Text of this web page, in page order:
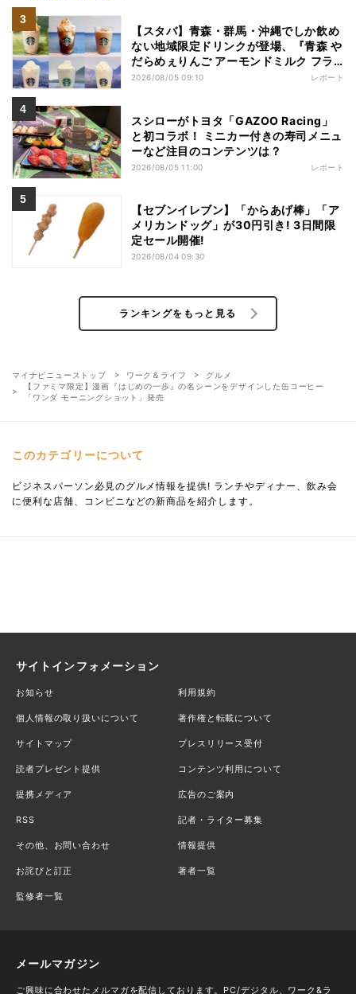
【スタバ】青森・群馬・沖縄でしか飲め
ない地域限定ドリンクが登場、『青森 や
だらめぇりんご アーモンドミルク フラ
ペチーノ』など6種を本気レビュー
2026/08/05 09:10 レポート
スシローがトヨタ「GAZOO Racing」
と初コラボ！ ミニカー付きの寿司メニュ
ーなど注目のコンテンツは？
2026/08/05 11:00 レポート
【セブンイレブン】「からあげ棒」「ア
メリカンドッグ」が30円引き! 3日間限
定セール開催!
2026/08/04 09:30
ランキングをもっと見る
マイナビニューストップ ワーク＆ライフ
グルメ
【ファミマ限定】漫画『はじめの一歩』の名シーンをデザインした缶コーヒー
「ワンダ モーニングショット」発売
このカテゴリーについて
ビジネスパーソン必見のグルメ情報を提供! ランチやディナー、飲み会
に便利な店舗、コンビニなどの新商品を紹介します。
サイトインフォメーション
お知らせ 利用規約
個人情報の取り扱いについて 著作権と転載について
サイトマップ プレスリリース受付
読者プレゼント提供 コンテンツ利用について
提携メディア 広告のご案内
RSS 記者・ライター募集
その他、お問い合わせ 情報提供
お詫びと訂正 著者一覧
監修者一覧
メールマガジン
ご興味に合わせたメルマガを配信しております。PC/デジタル、ワーク&ラ